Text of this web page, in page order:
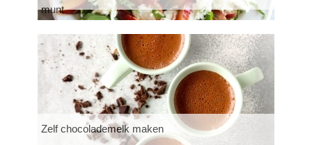
munt
Zelf chocolademelk maken